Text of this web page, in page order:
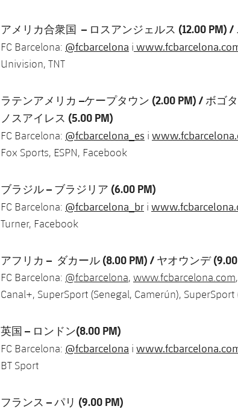
アメリカ合衆国 – ロスアンジェルス (12.00 PM) /
FC Barcelona: @fcbarcelona i
Univision, TNT
ラテンアメリカ –ケープタウン (2.00 PM) / ボゴ
ノスアイレス (5.00 PM)
FC Barcelona: @fcbarcelona_es i
Fox Sports, ESPN, Facebook
ブラジル – ブラジリア (6.00 PM)
FC Barcelona: @fcbarcelona_br i
Turner, Facebook
アフリカ – ダカール (8.00 PM) / ヤオウンデ
FC Barcelona: @fcbarcelona, www.fcbarcelona.com,
Canal+, SuperSport (Senegal, Camerún), SuperSport
英国 – ロンドン(8.00 PM)
FC Barcelona: @fcbarcelona i
BT Sport
フランス – パリ (9.00 PM)